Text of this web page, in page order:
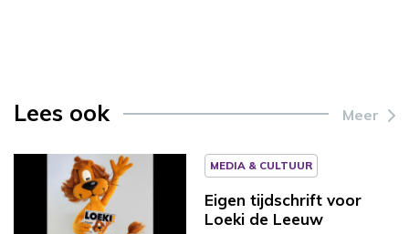
Lees ook Meer
MEDIA & CULTUUR
Eigen tijdschrift voor
Loeki de Leeuw